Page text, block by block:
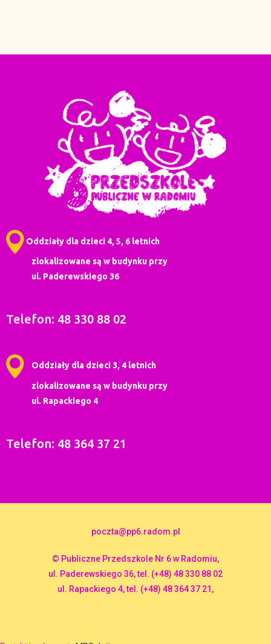
Oddziały dla dzieci 4, 5, 6 letnich
zlokalizowane są w budynku przy
ul. Paderewskiego 36
Telefon: 48 330 88 02
Oddziały dla dzieci 3, 4 letnich
zlokalizowane są w budynku przy
ul. Rapackiego 4
Telefon: 48 364 37 21
poczta@pp6.radom.pl
© Publiczne Przedszkole Nr 6 w Radomiu,
ul. Paderewskiego 36, tel. (+48) 48 330 88 02
ul. Rapackiego 4, tel. (+48) 48 364 37 21,